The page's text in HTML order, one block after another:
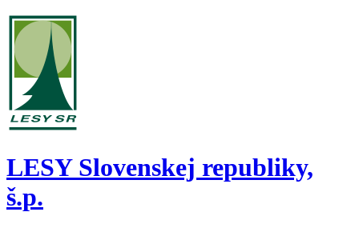
LESY Slovenskej republiky,
š.p.